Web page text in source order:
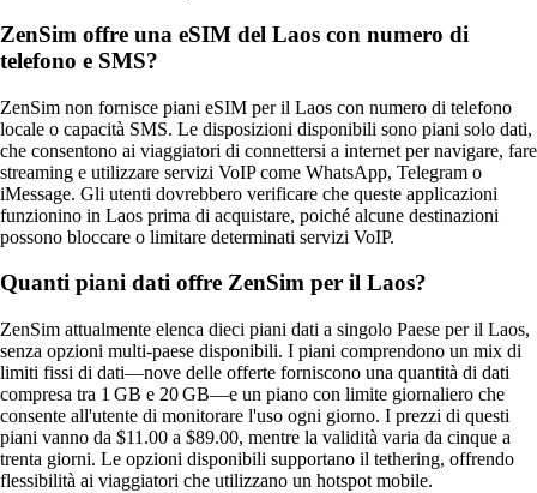
ZenSim offre una eSIM del Laos con numero di
telefono e SMS?
ZenSim non fornisce piani eSIM per il Laos con numero di telefono
locale o capacità SMS. Le disposizioni disponibili sono piani solo dati,
che consentono ai viaggiatori di connettersi a internet per navigare, fare
streaming e utilizzare servizi VoIP come WhatsApp, Telegram o
iMessage. Gli utenti dovrebbero verificare che queste applicazioni
funzionino in Laos prima di acquistare, poiché alcune destinazioni
possono bloccare o limitare determinati servizi VoIP.
Quanti piani dati offre ZenSim per il Laos?
ZenSim attualmente elenca dieci piani dati a singolo Paese per il Laos,
senza opzioni multi‑paese disponibili. I piani comprendono un mix di
limiti fissi di dati—nove delle offerte forniscono una quantità di dati
compresa tra 1 GB e 20 GB—e un piano con limite giornaliero che
consente all'utente di monitorare l'uso ogni giorno. I prezzi di questi
piani vanno da $11.00 a $89.00, mentre la validità varia da cinque a
trenta giorni. Le opzioni disponibili supportano il tethering, offrendo
flessibilità ai viaggiatori che utilizzano un hotspot mobile.